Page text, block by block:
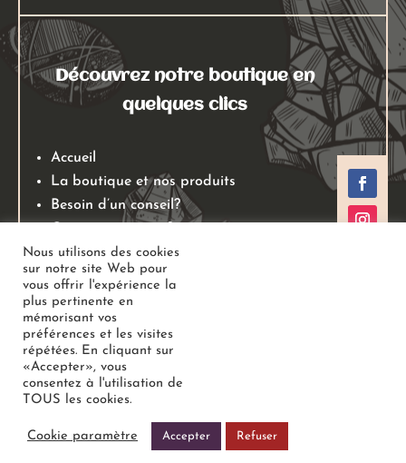
Découvrez notre boutique en
quelques clics
Accueil
La boutique et nos produits
Besoin d’un conseil?
Mentions légales
Conditions générales de ventes
Politiques de retours
Politique de confidentialité
Copyright Au Jardin des Gemmes
Nous utilisons des cookies
sur notre site Web pour
vous offrir l'expérience la
plus pertinente en
mémorisant vos
préférences et les visites
répétées. En cliquant sur
«Accepter», vous
consentez à l'utilisation de
TOUS les cookies.
Cookie paramètre Accepter Refuser